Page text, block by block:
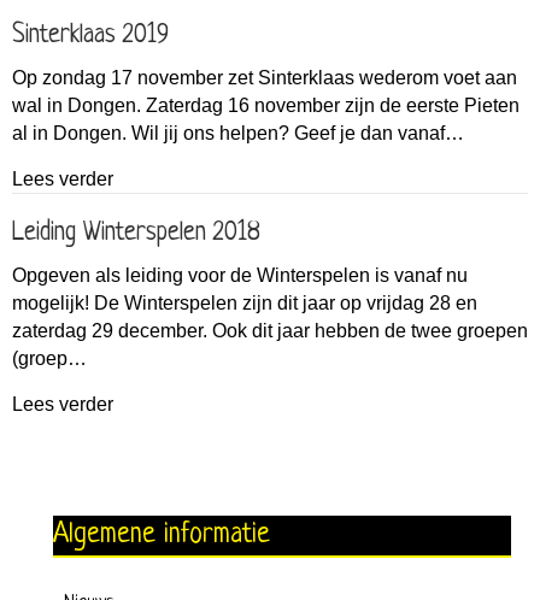
Sinterklaas 2019
Op zondag 17 november zet Sinterklaas wederom voet aan
wal in Dongen. Zaterdag 16 november zijn de eerste Pieten
al in Dongen. Wil jij ons helpen? Geef je dan vanaf…
Lees verderabout Sinterklaas 2019
Leiding Winterspelen 2018
Opgeven als leiding voor de Winterspelen is vanaf nu
mogelijk! De Winterspelen zijn dit jaar op vrijdag 28 en
zaterdag 29 december. Ook dit jaar hebben de twee groepen
(groep…
Lees verderabout Leiding Winterspelen 2018
Algemene informatie